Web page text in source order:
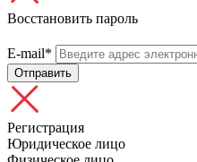
Восстановить пароль
E-mail*
Отправить
Регистрация
Юридическое лицо